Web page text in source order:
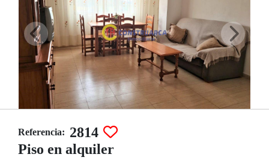
Referencia: 2814
Piso en alquiler